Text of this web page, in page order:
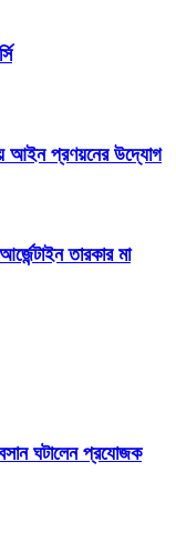
আইন প্রণয়নের উদ্যোগ
তারকার মা
ঘটালেন প্রযোজক